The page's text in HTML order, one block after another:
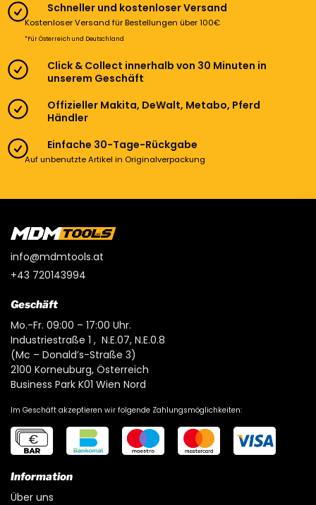
Schneller und kostenloser Versand
Kostenloser Versand für Bestellungen über 100€
*Für Österreich und Deutschland
Click & Collect innerhalb von 30 Minuten in
unserem Geschäft
Offizieller Makita, DeWalt, Metabo, Pferd
Händler
Einfache 30-Tage-Rückgabe
Auf unbenutzte Artikel in Originalverpackung
info@mdmtools.at
+43 720143994
Geschäft
Mo.-Fr. 09:00 – 17:00 Uhr.
Industriestraße 1 , N.E.07, N.E.0.8
(Mc – Donald’s-Straße 3)
2100 Korneuburg, Österreich
Business Park K01 Wien Nord
Im Geschäft akzeptieren wir folgende Zahlungsmöglichkeiten:
Information
Über uns